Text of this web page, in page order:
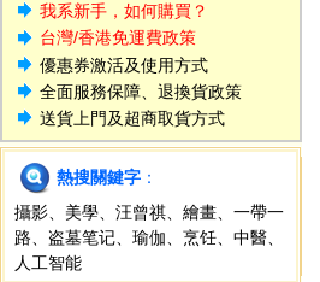
我系新手，如何購買？
台灣/香港免運費政策
優惠券激活及使用方式
全面服務保障、退換貨政策
送貨上門及超商取貨方式
熱搜關鍵字 ：
攝影
美學 汪曾祺 繪畫
一帶一
路
盗墓笔记 瑜伽 烹饪 中醫
人工智能